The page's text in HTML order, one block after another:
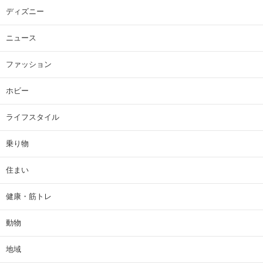
ディズニー
ニュース
ファッション
ホビー
ライフスタイル
乗り物
住まい
健康・筋トレ
動物
地域